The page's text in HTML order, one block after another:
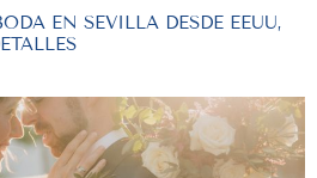
EN SEVILLA DESDE EEUU,